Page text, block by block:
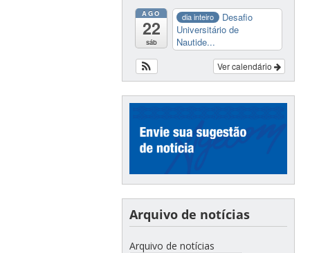
AGO
22
sáb
dia inteiro
Desafio
Universitário de
Nautide...
Ver calendário
Arquivo de notícias
Arquivo de notícias